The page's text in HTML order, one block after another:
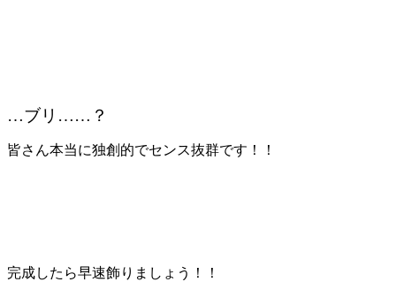
…ブリ……？
皆さん本当に独創的でセンス抜群です！！
完成したら早速飾りましょう！！